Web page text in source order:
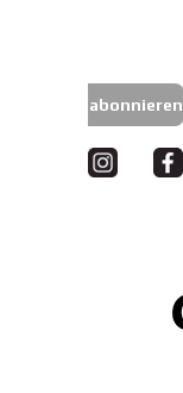
abonnieren